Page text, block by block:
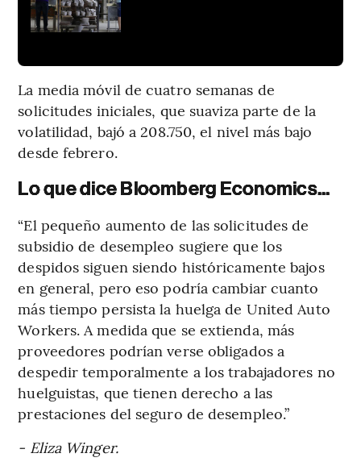
La media móvil de cuatro semanas de
solicitudes iniciales, que suaviza parte de la
volatilidad, bajó a 208.750, el nivel más bajo
desde febrero.
Lo que dice Bloomberg Economics...
“El pequeño aumento de las solicitudes de
subsidio de desempleo sugiere que los
despidos siguen siendo históricamente bajos
en general, pero eso podría cambiar cuanto
más tiempo persista la huelga de United Auto
Workers. A medida que se extienda, más
proveedores podrían verse obligados a
despedir temporalmente a los trabajadores no
huelguistas, que tienen derecho a las
prestaciones del seguro de desempleo.”
- Eliza Winger.